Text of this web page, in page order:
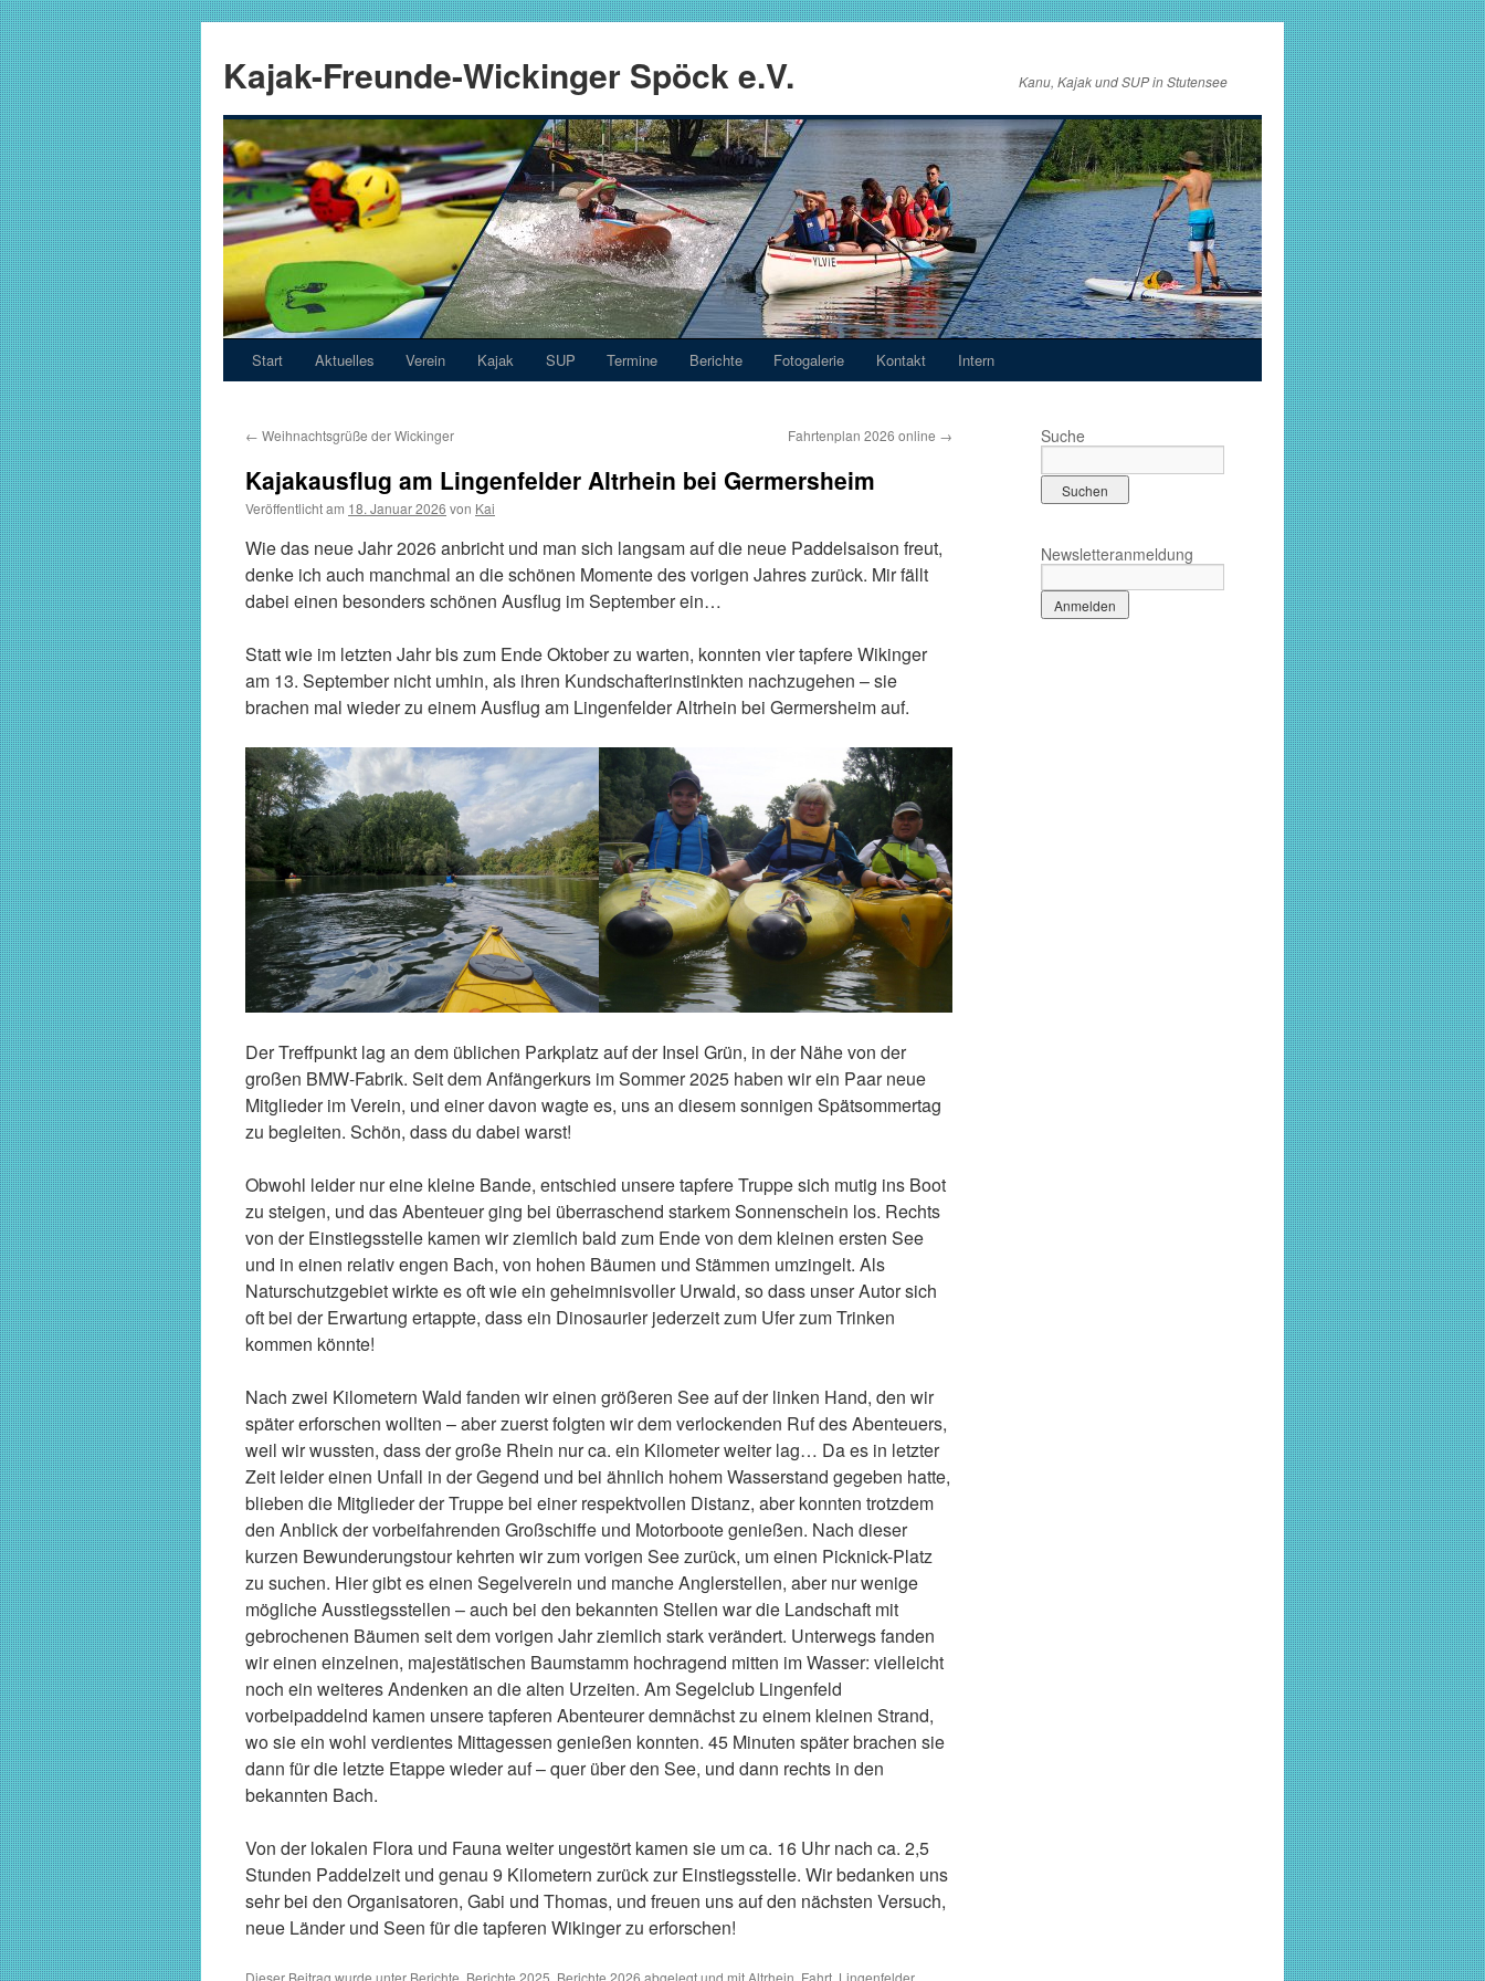
springen
Kajak-Freunde-Wickinger Spöck e.V. Kanu, Kajak und SUP in Stutensee
Start Aktuelles Verein Kajak SUP Termine Berichte Fotogalerie Kontakt Intern
← Weihnachtsgrüße der Wickinger Fahrtenplan 2026 online →
Kajakausflug am Lingenfelder Altrhein bei Germersheim
Veröffentlicht am 18. Januar 2026 von Kai
Wie das neue Jahr 2026 anbricht und man sich langsam auf die neue Paddelsaison freut,
denke ich auch manchmal an die schönen Momente des vorigen Jahres zurück. Mir fällt
dabei einen besonders schönen Ausflug im September ein…
Statt wie im letzten Jahr bis zum Ende Oktober zu warten, konnten vier tapfere Wikinger
am 13. September nicht umhin, als ihren Kundschafterinstinkten nachzugehen – sie
brachen mal wieder zu einem Ausflug am Lingenfelder Altrhein bei Germersheim auf.
Der Treffpunkt lag an dem üblichen Parkplatz auf der Insel Grün, in der Nähe von der
großen BMW-Fabrik. Seit dem Anfängerkurs im Sommer 2025 haben wir ein Paar neue
Mitglieder im Verein, und einer davon wagte es, uns an diesem sonnigen Spätsommertag
zu begleiten. Schön, dass du dabei warst!
Obwohl leider nur eine kleine Bande, entschied unsere tapfere Truppe sich mutig ins Boot
zu steigen, und das Abenteuer ging bei überraschend starkem Sonnenschein los. Rechts
von der Einstiegsstelle kamen wir ziemlich bald zum Ende von dem kleinen ersten See
und in einen relativ engen Bach, von hohen Bäumen und Stämmen umzingelt. Als
Naturschutzgebiet wirkte es oft wie ein geheimnisvoller Urwald, so dass unser Autor sich
oft bei der Erwartung ertappte, dass ein Dinosaurier jederzeit zum Ufer zum Trinken
kommen könnte!
Nach zwei Kilometern Wald fanden wir einen größeren See auf der linken Hand, den wir
später erforschen wollten – aber zuerst folgten wir dem verlockenden Ruf des Abenteuers,
weil wir wussten, dass der große Rhein nur ca. ein Kilometer weiter lag… Da es in letzter
Zeit leider einen Unfall in der Gegend und bei ähnlich hohem Wasserstand gegeben hatte,
blieben die Mitglieder der Truppe bei einer respektvollen Distanz, aber konnten trotzdem
den Anblick der vorbeifahrenden Großschiffe und Motorboote genießen. Nach dieser
kurzen Bewunderungstour kehrten wir zum vorigen See zurück, um einen Picknick-Platz
zu suchen. Hier gibt es einen Segelverein und manche Anglerstellen, aber nur wenige
mögliche Ausstiegsstellen – auch bei den bekannten Stellen war die Landschaft mit
gebrochenen Bäumen seit dem vorigen Jahr ziemlich stark verändert. Unterwegs fanden
wir einen einzelnen, majestätischen Baumstamm hochragend mitten im Wasser: vielleicht
noch ein weiteres Andenken an die alten Urzeiten. Am Segelclub Lingenfeld
vorbeipaddelnd kamen unsere tapferen Abenteurer demnächst zu einem kleinen Strand,
wo sie ein wohl verdientes Mittagessen genießen konnten. 45 Minuten später brachen sie
dann für die letzte Etappe wieder auf – quer über den See, und dann rechts in den
bekannten Bach.
Von der lokalen Flora und Fauna weiter ungestört kamen sie um ca. 16 Uhr nach ca. 2,5
Stunden Paddelzeit und genau 9 Kilometern zurück zur Einstiegsstelle. Wir bedanken uns
sehr bei den Organisatoren, Gabi und Thomas, und freuen uns auf den nächsten Versuch,
neue Länder und Seen für die tapferen Wikinger zu erforschen!
Dieser Beitrag wurde unter Berichte Berichte 2025 Berichte 2026 abgelegt und mit Altrhein Fahrt Lingenfelder
Suche
Newsletteranmeldung